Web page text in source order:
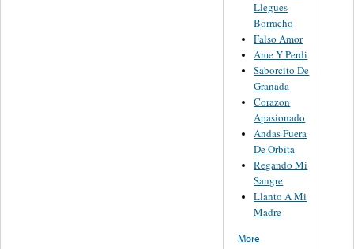
Llegues
Borracho
Falso Amor
Ame Y Perdi
Saborcito De
Granada
Corazon
Apasionado
Andas Fuera
De Orbita
Regando Mi
Sangre
Llanto A Mi
Madre
More